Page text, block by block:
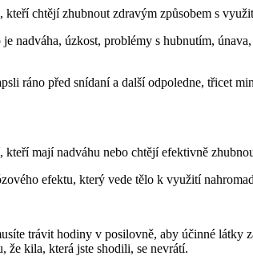
chtějí zhubnout zdravým způsobem s
nadváha, úzkost, problémy s hubnutím,
ráno před snídaní a další odpoledne, třicet
mají nadváhu nebo chtějí efektivně
efektu, který vede tělo k využití
trávit hodiny v posilovně, aby účinné látky
že kila, která jste shodili, se nevrátí.